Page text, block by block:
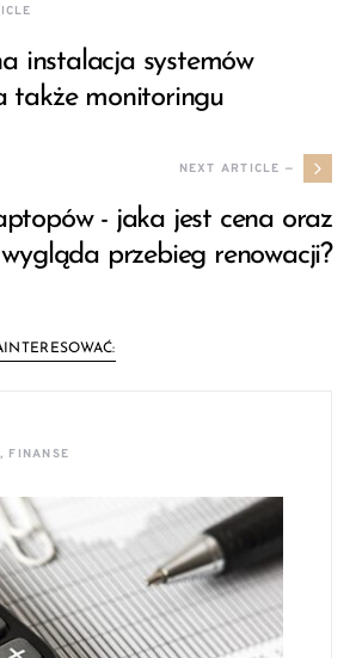
instalacja systemów
także monitoringu
NEXT ARTICLE —
- jaka jest cena oraz
przebieg renowacji?
FINANSE